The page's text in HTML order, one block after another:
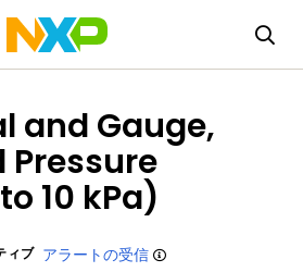
and Gauge,
10 kPa)
ィブ アラートの受信